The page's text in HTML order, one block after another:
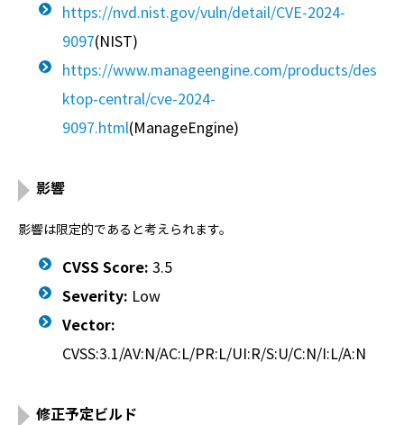
https://nvd.nist.gov/vuln/detail/CVE-2024-
9097(NIST)
https://www.manageengine.com/products/des
ktop-central/cve-2024-
9097.html(ManageEngine)
影響
影響は限定的であると考えられます。
CVSS Score: 3.5
Severity: Low
Vector:
CVSS:3.1/AV:N/AC:L/PR:L/UI:R/S:U/C:N/I:L/A:N
修正予定ビルド